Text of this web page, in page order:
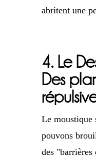
abritent une
4. Le
Des
Le moustique
pouvons
des